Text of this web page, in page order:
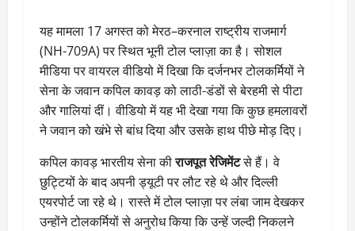
यह मामला 17 अगस्त को मेरठ–करनाल राष्ट्रीय राजमार्ग
(NH-709A) पर स्थित भूनी टोल प्लाज़ा का है। सोशल
मीडिया पर वायरल वीडियो में दिखा कि दर्जनभर टोलकर्मियों ने
सेना के जवान कपिल कावड़ को लाठी-डंडों से बेरहमी से पीटा
और गालियां दीं। वीडियो में यह भी देखा गया कि कुछ हमलावरों
ने जवान को खंभे से बांध दिया और उसके हाथ पीछे मोड़ दिए।
कपिल कावड़ भारतीय सेना कीराजपूत रेजिमेंटसे हैं। वे
छुट्टियों के बाद अपनी ड्यूटी पर लौट रहे थे और दिल्ली
एयरपोर्ट जा रहे थे। रास्ते में टोल प्लाज़ा पर लंबा जाम देखकर
उन्होंने टोलकर्मियों से अनुरोध किया कि उन्हें जल्दी निकलने